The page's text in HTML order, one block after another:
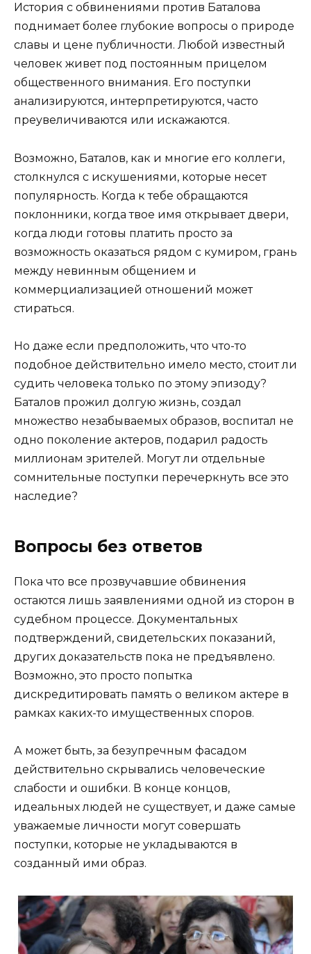
История с обвинениями против Баталова
поднимает более глубокие вопросы о природе
славы и цене публичности. Любой известный
человек живет под постоянным прицелом
общественного внимания. Его поступки
анализируются, интерпретируются, часто
преувеличиваются или искажаются.
Возможно, Баталов, как и многие его коллеги,
столкнулся с искушениями, которые несет
популярность. Когда к тебе обращаются
поклонники, когда твое имя открывает двери,
когда люди готовы платить просто за
возможность оказаться рядом с кумиром, грань
между невинным общением и
коммерциализацией отношений может
стираться.
Но даже если предположить, что что-то
подобное действительно имело место, стоит ли
судить человека только по этому эпизоду?
Баталов прожил долгую жизнь, создал
множество незабываемых образов, воспитал не
одно поколение актеров, подарил радость
миллионам зрителей. Могут ли отдельные
сомнительные поступки перечеркнуть все это
наследие?
Вопросы без ответов
Пока что все прозвучавшие обвинения
остаются лишь заявлениями одной из сторон в
судебном процессе. Документальных
подтверждений, свидетельских показаний,
других доказательств пока не предъявлено.
Возможно, это просто попытка
дискредитировать память о великом актере в
рамках каких-то имущественных споров.
А может быть, за безупречным фасадом
действительно скрывались человеческие
слабости и ошибки. В конце концов,
идеальных людей не существует, и даже самые
уважаемые личности могут совершать
поступки, которые не укладываются в
созданный ими образ.